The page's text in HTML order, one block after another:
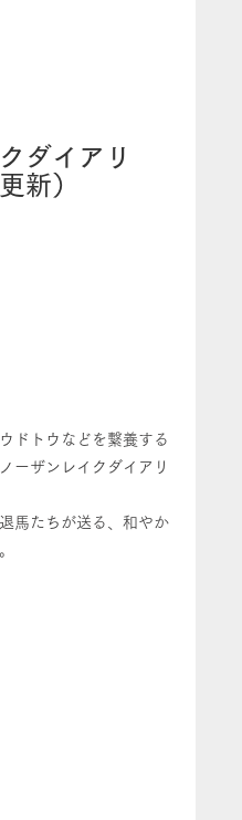
ダイアリ
新）
ドトウなどを繋養する
ーザンレイクダイアリ
馬たちが送る、和やか